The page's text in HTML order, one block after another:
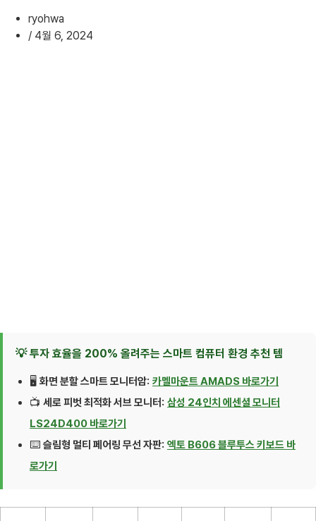
ryohwa
/ 4월 6, 2024
💡 투자 효율을 200% 올려주는 스마트 컴퓨터 환경 추천 템
🖥️ 화면 분할 스마트 모니터암: 카멜마운트 AMADS 바로가기
📺 세로 피벗 최적화 서브 모니터: 삼성 24인치 에센셜 모니터
LS24D400 바로가기
⌨️ 슬림형 멀티 페어링 무선 자판: 엑토 B606 블루투스 키보드 바
로가기